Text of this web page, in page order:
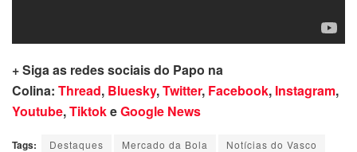
+ Siga as redes sociais do Papo na
Colina: Thread, Bluesky,Twitter, Facebook, Instagram,
Youtube,TiktokeGoogle News
Tags: Destaques Mercado da Bola Notícias do Vasco